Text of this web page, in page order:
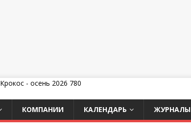
КОМПАНИИ КАЛЕНДАРЬ ЖУРНАЛЫ